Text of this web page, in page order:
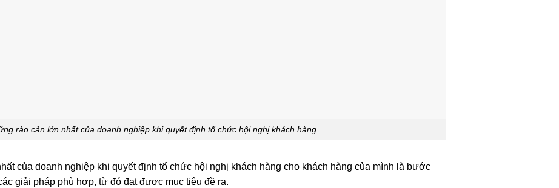
rào cản lớn nhất của doanh nghiệp khi quyết định tổ chức hội nghị khách hàng
của doanh nghiệp khi quyết định tổ chức hội nghị khách hàng cho khách hàng của mình là bước
giải pháp phù hợp, từ đó đạt được mục tiêu đề ra.